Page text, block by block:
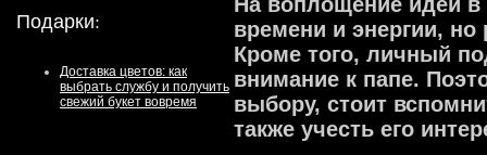
Подарки:
Доставка цветов: как
выбрать службу и получить
свежий букет вовремя
времени и энергии, но
Кроме того, личный
внимание к папе.
выбору, стоит
также учесть его